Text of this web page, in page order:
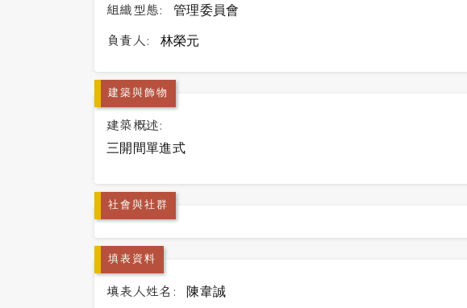
組織型態: 管理委員會
負責人: 林榮元
建築與飾物
建築概述:
三開間單進式
社會與社群
填表資料
填表人姓名: 陳韋誠